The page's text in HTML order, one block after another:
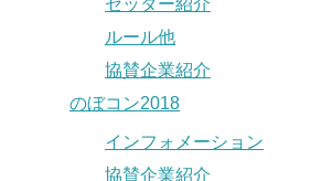
セッター紹介
ルール他
協賛企業紹介
のぼコン2018
インフォメーション
協賛企業紹介